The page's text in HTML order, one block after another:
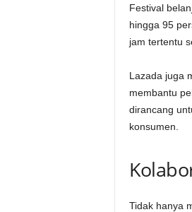
Festival
hingga 95
jam tertentu
Lazada juga
membantu
dirancang
konsumen.
Tidak hanya